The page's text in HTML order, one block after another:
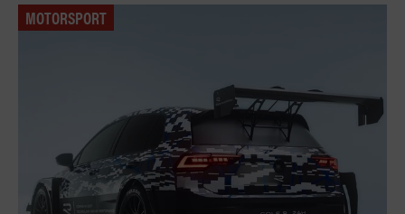
MOTORSPORT